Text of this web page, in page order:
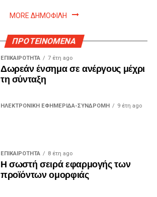
MORE ΔΗΜΟΦΙΛΗ
ΠΡΟΤΕΙΝΟΜΕΝΑ
ΕΠΙΚΑΙΡΟΤΗΤΑ 7 έτη ago
Δωρεάν ένσημα σε ανέργους μέχρι
τη σύνταξη
ΗΛΕΚΤΡΟΝΙΚΗ ΕΦΗΜΕΡΙΔΑ-ΣΥΝΔΡΟΜΗ 9 έτη ago
ΕΠΙΚΑΙΡΟΤΗΤΑ 8 έτη ago
Η σωστή σειρά εφαρμογής των
προϊόντων ομορφιάς